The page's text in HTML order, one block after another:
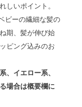
しいポイント。
ビーの繊細な髪の
期、髪が伸び始
ピング込みのお
、イエロー系、
場合は概要欄に